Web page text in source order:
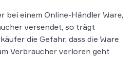
bei einem Online-Händler Ware,
versendet, so trägt
die Gefahr, dass die Ware
Verbraucher verloren geht